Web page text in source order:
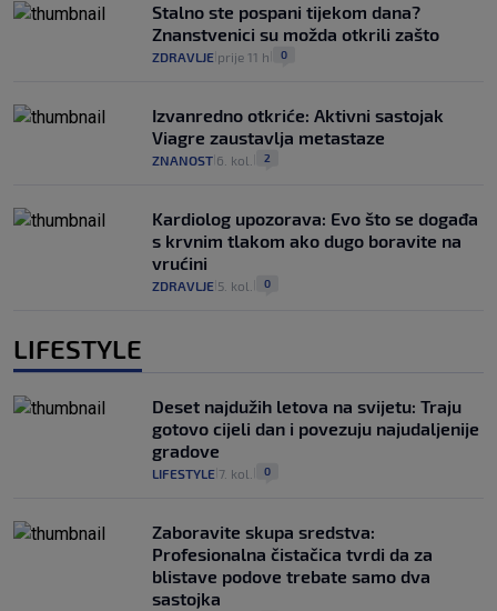
Stalno ste pospani tijekom dana?
Znanstvenici su možda otkrili zašto
ZDRAVLJE prije 11 h 0
Izvanredno otkriće: Aktivni sastojak
Viagre zaustavlja metastaze
ZNANOST 6. kol. 2
Kardiolog upozorava: Evo što se događa
s krvnim tlakom ako dugo boravite na
vrućini
ZDRAVLJE 5. kol. 0
LIFESTYLE
Deset najdužih letova na svijetu: Traju
gotovo cijeli dan i povezuju najudaljenije
gradove
LIFESTYLE 7. kol. 0
Zaboravite skupa sredstva:
Profesionalna čistačica tvrdi da za
blistave podove trebate samo dva
sastojka